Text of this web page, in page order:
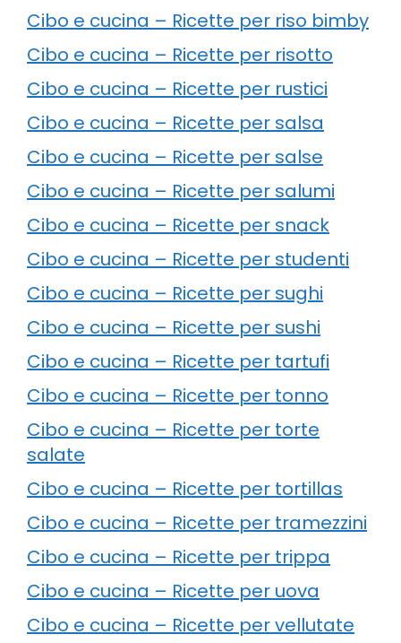
Cibo e cucina – Ricette per riso bimby
Cibo e cucina – Ricette per risotto
Cibo e cucina – Ricette per rustici
Cibo e cucina – Ricette per salsa
Cibo e cucina – Ricette per salse
Cibo e cucina – Ricette per salumi
Cibo e cucina – Ricette per snack
Cibo e cucina – Ricette per studenti
Cibo e cucina – Ricette per sughi
Cibo e cucina – Ricette per sushi
Cibo e cucina – Ricette per tartufi
Cibo e cucina – Ricette per tonno
Cibo e cucina – Ricette per torte
salate
Cibo e cucina – Ricette per tortillas
Cibo e cucina – Ricette per tramezzini
Cibo e cucina – Ricette per trippa
Cibo e cucina – Ricette per uova
Cibo e cucina – Ricette per vellutate